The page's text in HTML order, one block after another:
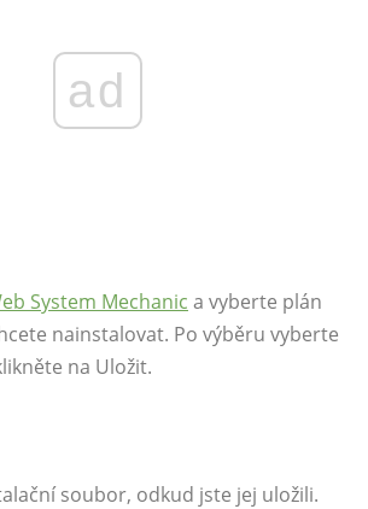
ad
System Mechanic a vyberte plán
nainstalovat. Po výběru vyberte
na Uložit.
soubor, odkud jste jej uložili.